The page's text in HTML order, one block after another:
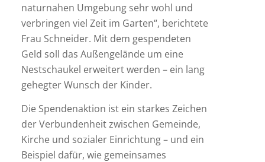
naturnahen Umgebung sehr wohl und
verbringen viel Zeit im Garten“, berichtete
Frau Schneider. Mit dem gespendeten
Geld soll das Außengelände um eine
Nestschaukel erweitert werden – ein lang
gehegter Wunsch der Kinder.
Die Spendenaktion ist ein starkes Zeichen
der Verbundenheit zwischen Gemeinde,
Kirche und sozialer Einrichtung – und ein
Beispiel dafür, wie gemeinsames